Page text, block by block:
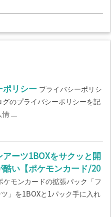
ポリシー プライバシーポリシ
グのプライバシーポリシーを記
情 ...
ーツ1BOXをサクッと開
い【ポケモンカード/20
ケモンカードの拡張パック「フ
」を1BOXと1パック手に入れ